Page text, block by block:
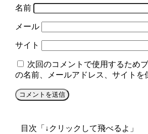
名前
メール
サイト
次回のコメントで使用するため
の名前、メールアドレス、サイトを
目次「↓クリックして飛べるよ」